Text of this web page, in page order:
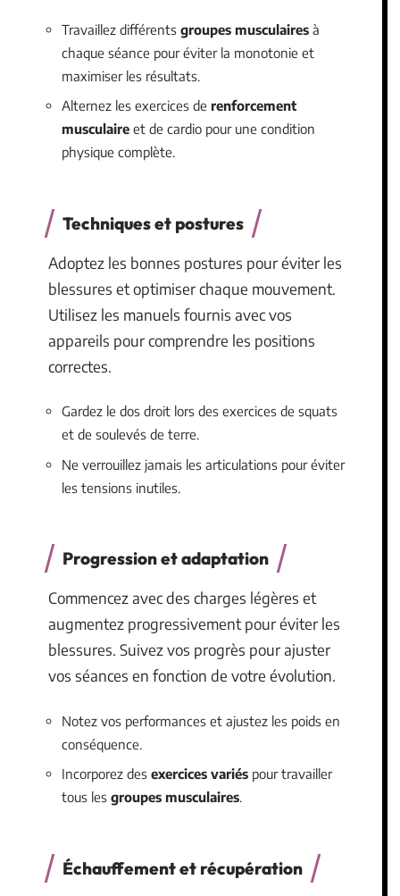
Travaillez différents groupes musculaires à
chaque séance pour éviter la monotonie et
maximiser les résultats.
Alternez les exercices de renforcement
musculaire et de cardio pour une condition
physique complète.
Techniques et postures
Adoptez les bonnes postures pour éviter les
blessures et optimiser chaque mouvement.
Utilisez les manuels fournis avec vos
appareils pour comprendre les positions
correctes.
Gardez le dos droit lors des exercices de squats
et de soulevés de terre.
Ne verrouillez jamais les articulations pour éviter
les tensions inutiles.
Progression et adaptation
Commencez avec des charges légères et
augmentez progressivement pour éviter les
blessures. Suivez vos progrès pour ajuster
vos séances en fonction de votre évolution.
Notez vos performances et ajustez les poids en
conséquence.
Incorporez des exercices variés pour travailler
tous les groupes musculaires.
Échauffement et récupération